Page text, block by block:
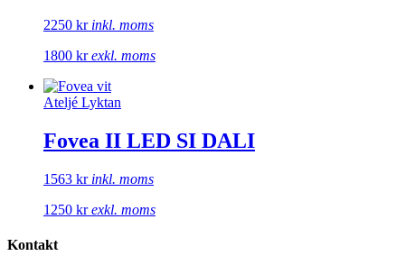
2250 kr inkl. moms
1800 kr exkl. moms
Ateljé Lyktan
Fovea II LED SI DALI
1563 kr inkl. moms
1250 kr exkl. moms
Kontakt